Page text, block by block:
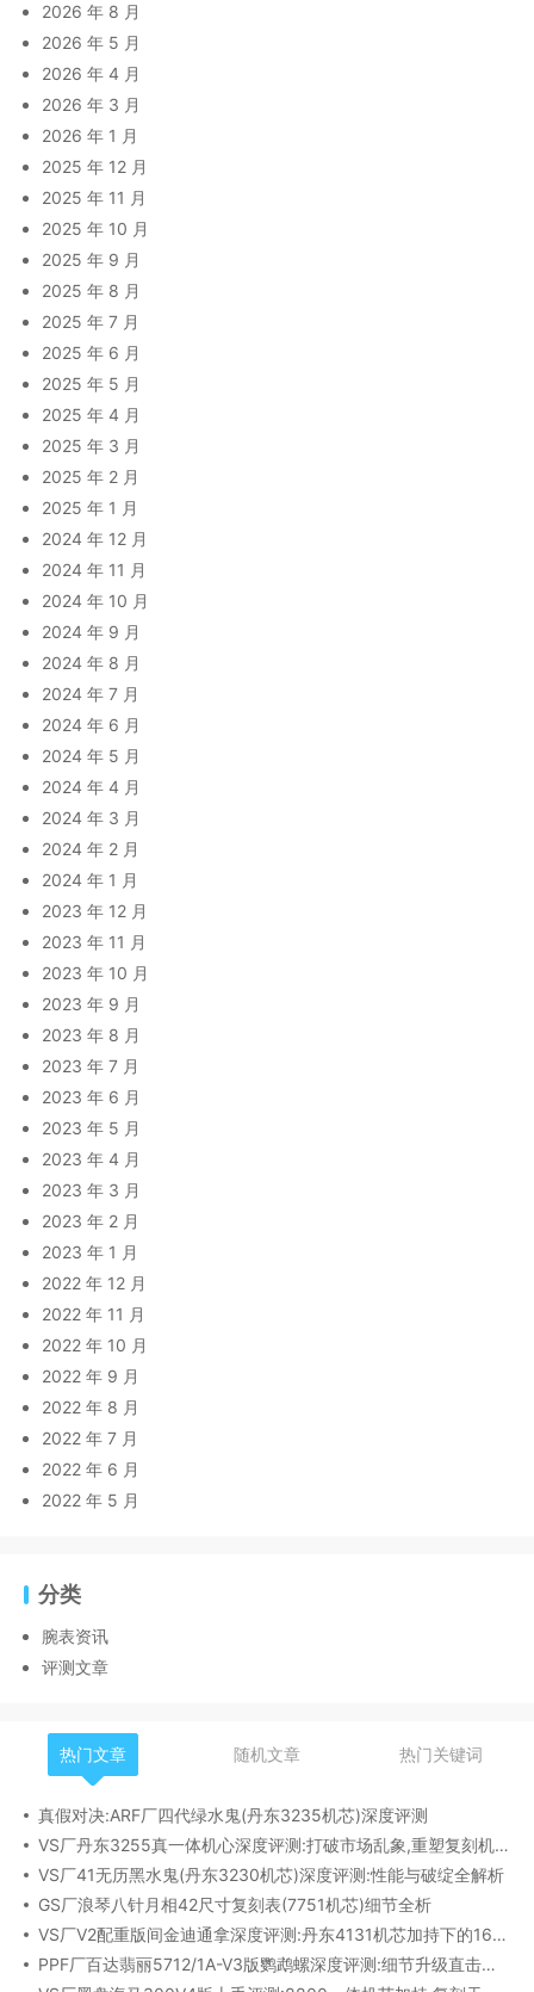
2026 年 8 月
2026 年 5 月
2026 年 4 月
2026 年 3 月
2026 年 1 月
2025 年 12 月
2025 年 11 月
2025 年 10 月
2025 年 9 月
2025 年 8 月
2025 年 7 月
2025 年 6 月
2025 年 5 月
2025 年 4 月
2025 年 3 月
2025 年 2 月
2025 年 1 月
2024 年 12 月
2024 年 11 月
2024 年 10 月
2024 年 9 月
2024 年 8 月
2024 年 7 月
2024 年 6 月
2024 年 5 月
2024 年 4 月
2024 年 3 月
2024 年 2 月
2024 年 1 月
2023 年 12 月
2023 年 11 月
2023 年 10 月
2023 年 9 月
2023 年 8 月
2023 年 7 月
2023 年 6 月
2023 年 5 月
2023 年 4 月
2023 年 3 月
2023 年 2 月
2023 年 1 月
2022 年 12 月
2022 年 11 月
2022 年 10 月
2022 年 9 月
2022 年 8 月
2022 年 7 月
2022 年 6 月
2022 年 5 月
分类
腕表资讯
评测文章
热门文章 随机文章 热门关键词
真假对决:ARF厂四代绿水鬼(丹东3235机芯)深度评测
VS厂丹东3255真一体机心深度评测:打破市场乱象,重塑复刻机芯新标杆​
VS厂41无历黑水鬼(丹东3230机芯)深度评测:性能与破绽全解析
GS厂浪琴八针月相42尺寸复刻表(7751机芯)细节全析
VS厂V2配重版间金迪通拿深度评测:丹东4131机芯加持下的165克精密之作​
PPF厂百达翡丽5712/1A-V3版鹦鹉螺深度评测:细节升级直击正品